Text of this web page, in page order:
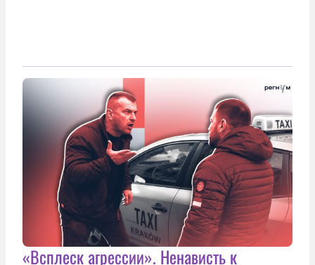
«Всплеск агрессии». Ненависть к